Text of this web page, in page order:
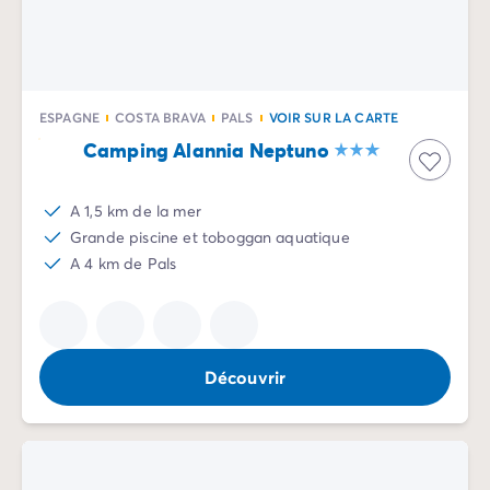
Camping Pyrénées-Orientales
Camping Argelès-sur-Mer
Camping Collioure
Camping Le Barcarès
Camping Limousin
Camping Millau
Camping Gers
Camping Lot
ESPAGNE COSTA BRAVA PALS VOIR SUR LA CARTE
Camping Alannia Neptuno
A 1,5 km de la mer
Grande piscine et toboggan aquatique
A 4 km de Pals
Découvrir